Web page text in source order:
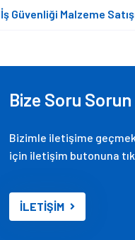
İş Güvenliği Malzeme
Bize Soru Sorun
Bizimle iletişime
için iletişim butonuna
İLETİŞİM